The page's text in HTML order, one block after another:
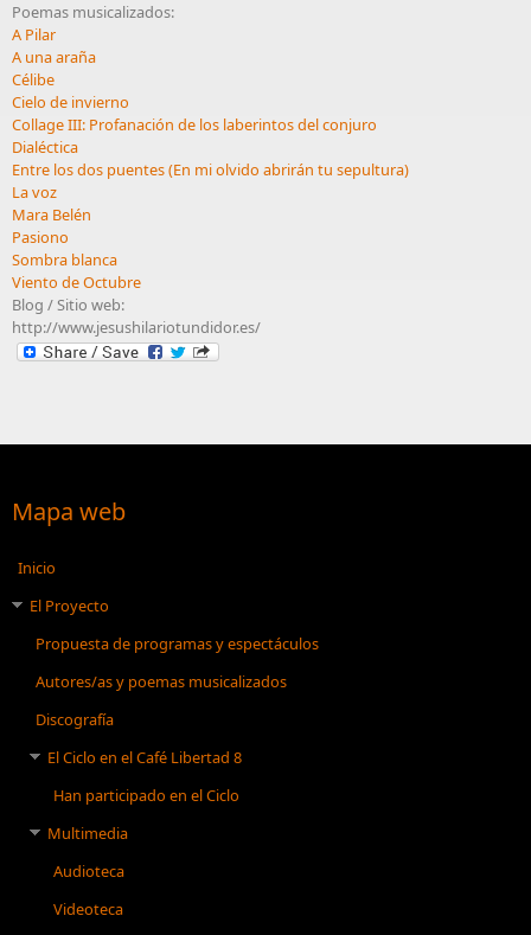
Poemas musicalizados:
A Pilar
A una araña
Célibe
Cielo de invierno
Collage III: Profanación de los laberintos del conjuro
Dialéctica
Entre los dos puentes (En mi olvido abrirán tu sepultura)
La voz
Mara Belén
Pasiono
Sombra blanca
Viento de Octubre
Blog / Sitio web:
http://www.jesushilariotundidor.es/
Mapa web
Inicio
El Proyecto
Propuesta de programas y espectáculos
Autores/as y poemas musicalizados
Discografía
El Ciclo en el Café Libertad 8
Han participado en el Ciclo
Multimedia
Audioteca
Videoteca